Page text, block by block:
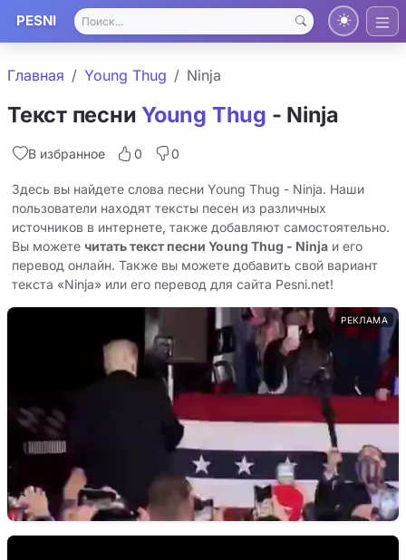
PESNI
Главная Young Thug Ninja
Текст песниYoung Thug - Ninja
В избранное 0 0
Здесь вы найдете слова песни Young Thug - Ninja. Наши
пользователи находят тексты песен из различных
источников в интернете, также добавляют самостоятельно.
Вы можете читать текст песни Young Thug - Ninja и его
перевод онлайн. Также вы можете добавить свой вариант
текста «Ninja» или его перевод для сайта Pesni.net!
РЕКЛАМА